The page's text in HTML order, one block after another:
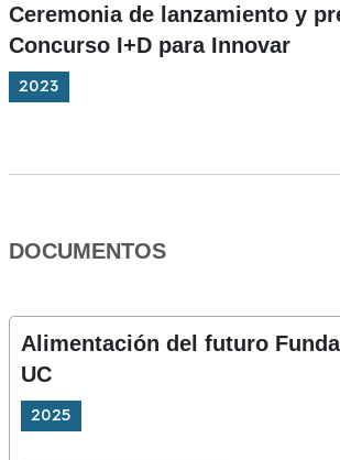
Ceremonia de lanzamiento y
Concurso I+D para Innovar
2023
DOCUMENTOS
Alimentación del futuro
UC
2025